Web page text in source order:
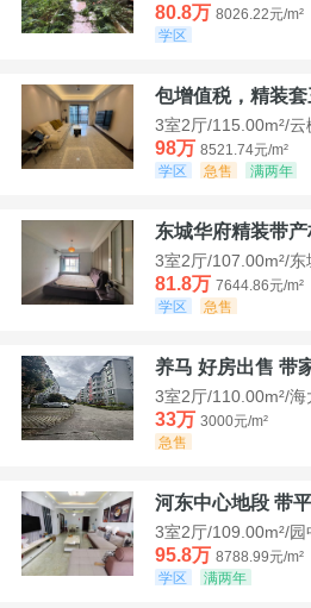
80.8万 8026.22元/m²
学区
包增值税，精装套
3室2厅/115.00m²/云
98万 8521.74元/m²
学区
急售 满两年
东城华府精装带
3室2厅/107.00m²/东
81.8万 7644.86元/m²
学区
急售
养马 好房出售 带
3室2厅/110.00m²/海
33万 3000元/m²
急售
河东中心地段 带
3室2厅/109.00m²/园
95.8万 8788.99元/m²
学区
满两年